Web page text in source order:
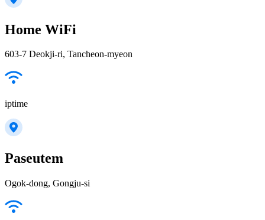
Home WiFi
603-7 Deokji-ri, Tancheon-myeon
iptime
Paseutem
Ogok-dong, Gongju-si